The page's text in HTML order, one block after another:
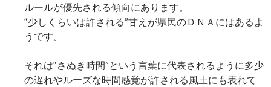
ルールが優先される傾向にあります。
“少しくらいは許される”甘えが県民のＤＮＡにはあるよ
うです。
それは“さぬき時間”という言葉に代表されるように多少
の遅れやルーズな時間感覚が許される風土にも表れて